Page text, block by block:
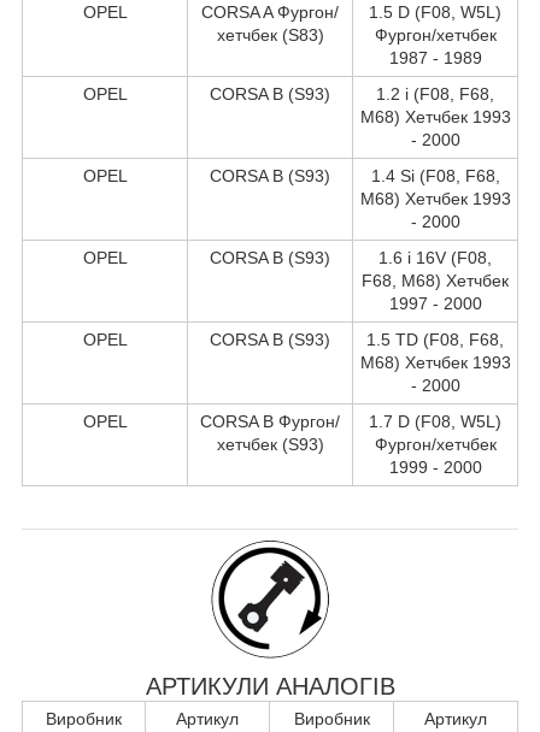
OPEL
CORSA A Фургон/
хетчбек (S83)
1.5 D (F08, W5L)
Фургон/хетчбек
1987 - 1989
OPEL
CORSA B (S93)
1.2 i (F08, F68,
M68) Хетчбек 1993
- 2000
OPEL
CORSA B (S93)
1.4 Si (F08, F68,
M68) Хетчбек 1993
- 2000
OPEL
CORSA B (S93)
1.6 i 16V (F08,
F68, M68) Хетчбек
1997 - 2000
OPEL
CORSA B (S93)
1.5 TD (F08, F68,
M68) Хетчбек 1993
- 2000
OPEL
CORSA B Фургон/
хетчбек (S93)
1.7 D (F08, W5L)
Фургон/хетчбек
1999 - 2000
АРТИКУЛИ АНАЛОГІВ
Виробник Артикул Виробник Артикул